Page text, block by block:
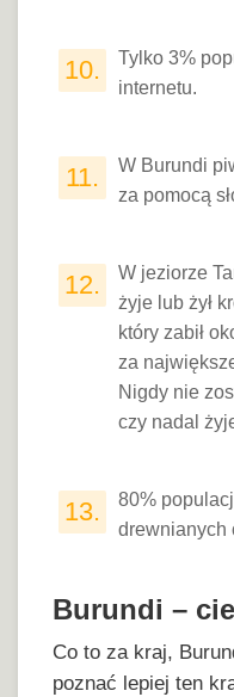
10.
Tylko 3%
internetu.
11.
W Burundi
za pomocą
12.
W jeziorze
żyje lub żył
który zabił
za
Nigdy nie
czy nadal
13.
80%
drewnianych
Burundi –
Co to za kraj,
poznać lepiej ten